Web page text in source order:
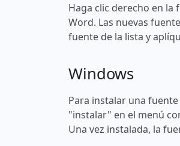
Haga clic derecho en
Word. Las nuevas
fuente de la lista y
Windows
Para instalar una
"instalar" en el menú
Una vez instalada, la